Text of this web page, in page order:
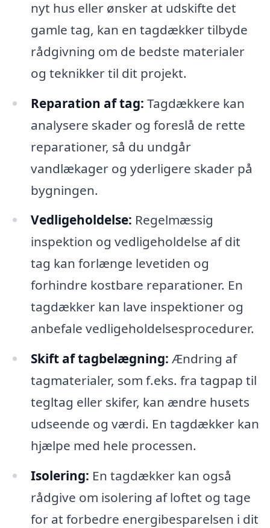
nyt hus eller ønsker at udskifte det
gamle tag, kan en tagdækker tilbyde
rådgivning om de bedste materialer
og teknikker til dit projekt.
Reparation af tag: Tagdækkere kan
analysere skader og foreslå de rette
reparationer, så du undgår
vandlækager og yderligere skader på
bygningen.
Vedligeholdelse: Regelmæssig
inspektion og vedligeholdelse af dit
tag kan forlænge levetiden og
forhindre kostbare reparationer. En
tagdækker kan lave inspektioner og
anbefale vedligeholdelsesprocedurer.
Skift af tagbelægning: Ændring af
tagmaterialer, som f.eks. fra tagpap til
tegltag eller skifer, kan ændre husets
udseende og værdi. En tagdækker kan
hjælpe med hele processen.
Isolering: En tagdækker kan også
rådgive om isolering af loftet og tage
for at forbedre energibesparelsen i dit